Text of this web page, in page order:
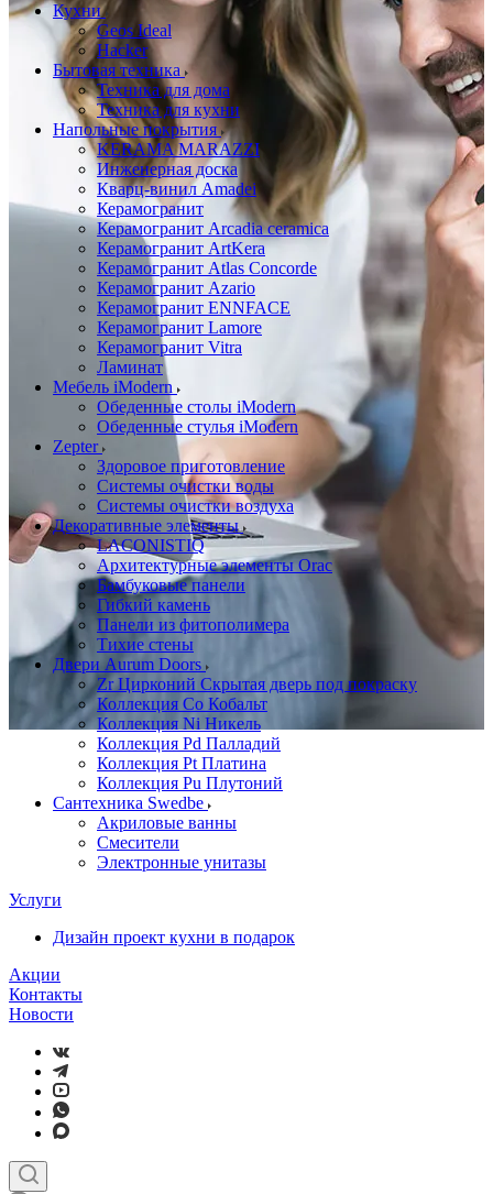
Кухни
Geos Ideal
Hacker
Бытовая техника
Техника для дома
Техника для кухни
Напольные покрытия
KERAMA MARAZZI
Инженерная доска
Кварц-винил Amadei
Керамогранит
Керамогранит Arcadia ceramica
Керамогранит ArtKera
Керамогранит Atlas Concorde
Керамогранит Azario
Керамогранит ENNFACE
Керамогранит Lamore
Керамогранит Vitra
Ламинат
Мебель iModern
Обеденные столы iModern
Обеденные стулья iModern
Zepter
Здоровое приготовление
Системы очистки воды
Системы очистки воздуха
Декоративные элементы
LACONISTIQ
Архитектурные элементы Orac
Бамбуковые панели
Гибкий камень
Панели из фитополимера
Тихие стены
Двери Aurum Doors
Zr Цирконий Скрытая дверь под покраску
Коллекция Co Кобальт
Коллекция Ni Никель
Коллекция Pd Палладий
Коллекция Pt Платина
Коллекция Pu Плутоний
Сантехника Swedbe
Акриловые ванны
Смесители
Электронные унитазы
Услуги
Дизайн проект кухни в подарок
Акции
Контакты
Новости